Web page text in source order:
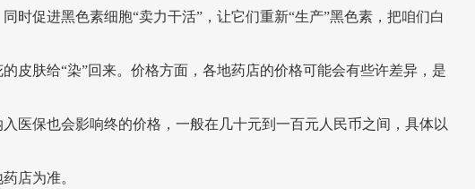
同时促进黑色素细胞“卖力干活”，让它们重新“生产”黑色素，把咱们白
的皮肤给“染”回来。价格方面，各地药店的价格可能会有些许差异，是
入医保也会影响终的价格，一般在几十元到一百元人民币之间，具体以
店为准。